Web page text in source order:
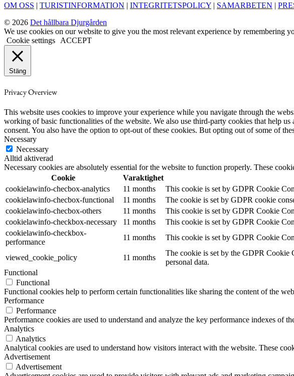
OM OSS | TURISTINFORMATION | INTEGRITETSPOLICY | SAMARBETEN |
© 2026 Det hållbara Djurgården
We use cookies on our website to give you the most relevant experience by
Cookie settings
ACCEPT
Stäng
Privacy Overview
This website uses cookies to improve your experience while you navigate through the
working of basic functionalities of the website. We also use third-party cookies that help
consent. You also have the option to opt-out of these cookies. But opting out of some of
Necessary
Necessary
Alltid aktiverad
Necessary cookies are absolutely essential for the website to function properly. These
Cookie
Varaktighet
cookielawinfo-checbox-analytics
11 months
This cookie is set by GDPR Cookie
cookielawinfo-checbox-functional
11 months
The cookie is set by GDPR cookie
cookielawinfo-checbox-others
11 months
This cookie is set by GDPR Cookie
cookielawinfo-checkbox-necessary
11 months
This cookie is set by GDPR Cookie
cookielawinfo-checkbox-
performance
11 months This cookie is set by GDPR Cookie
viewed_cookie_policy 11 months
The cookie is set by the GDPR Cookie
personal data.
Functional
Functional
Functional cookies help to perform certain functionalities like sharing the content of the
Performance
Performance
Performance cookies are used to understand and analyze the key performance indexes of
Analytics
Analytics
Analytical cookies are used to understand how visitors interact with the website. These
Advertisement
Advertisement